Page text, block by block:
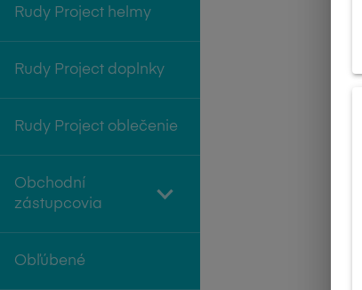
Rudy Project helmy
Rudy Project doplnky
Rudy Project oblečenie
Obchodní
zástupcovia
Obľúbené